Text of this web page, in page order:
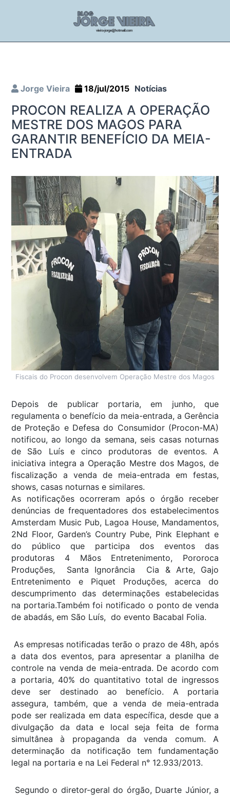
Jorge Vieira 18/jul/2015 Notícias
PROCON REALIZA A OPERAÇÃO
MESTRE DOS MAGOS PARA
GARANTIR BENEFÍCIO DA MEIA-
ENTRADA
Fiscais do Procon desenvolvem Operação Mestre dos Magos
Depois de publicar portaria, em junho, que
regulamenta o benefício da meia-entrada, a Gerência
de Proteção e Defesa do Consumidor (Procon-MA)
notificou, ao longo da semana, seis casas noturnas
de São Luís e cinco produtoras de eventos. A
iniciativa integra a Operação Mestre dos Magos, de
fiscalização a venda de meia-entrada em festas,
shows, casas noturnas e similares.
As notificações ocorreram após o órgão receber
denúncias de frequentadores dos estabelecimentos
Amsterdam Music Pub, Lagoa House, Mandamentos,
2Nd Floor, Garden’s Country Pube, Pink Elephant e
do público que participa dos eventos das
produtoras 4 Mãos Entretenimento, Pororoca
Produções, Santa Ignorância Cia & Arte, Gajo
Entretenimento e Piquet Produções, acerca do
descumprimento das determinações estabelecidas
na portaria.Também foi notificado o ponto de venda
de abadás, em São Luís, do evento Bacabal Folia.
As empresas notificadas terão o prazo de 48h, após
a data dos eventos, para apresentar a planilha de
controle na venda de meia-entrada. De acordo com
a portaria, 40% do quantitativo total de ingressos
deve ser destinado ao benefício. A portaria
assegura, também, que a venda de meia-entrada
pode ser realizada em data específica, desde que a
divulgação da data e local seja feita de forma
simultânea à propaganda da venda comum. A
determinação da notificação tem fundamentação
legal na portaria e na Lei Federal n° 12.933/2013.
Segundo o diretor-geral do órgão, Duarte Júnior, a